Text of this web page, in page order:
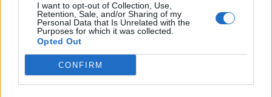
I want to opt-out of Collection, Use,
Retention, Sale, and/or Sharing of my
Personal Data that Is Unrelated with the
Purposes for which it was collected.
Opted Out
CONFIRM